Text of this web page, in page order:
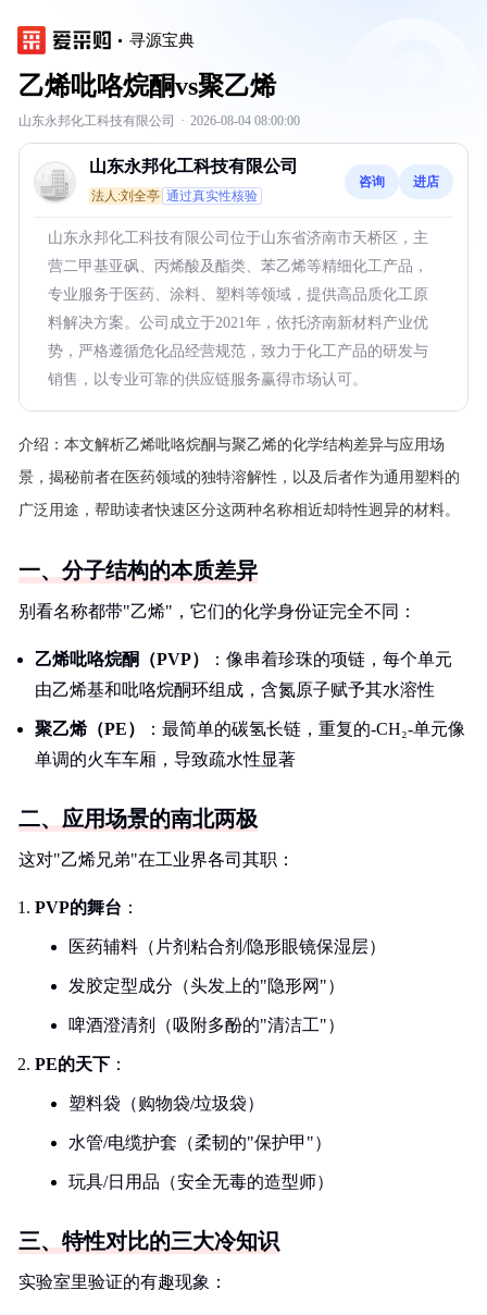
寻源宝典
乙烯吡咯烷酮vs聚乙烯
山东永邦化工科技有限公司 · 2026-08-04 08:00:00
山东永邦化工科技有限公司
法人:刘全亭 通过真实性核验
咨询 进店
山东永邦化工科技有限公司位于山东省济南市天桥区，主
营二甲基亚砜、丙烯酸及酯类、苯乙烯等精细化工产品，
专业服务于医药、涂料、塑料等领域，提供高品质化工原
料解决方案。公司成立于2021年，依托济南新材料产业优
势，严格遵循危化品经营规范，致力于化工产品的研发与
销售，以专业可靠的供应链服务赢得市场认可。
介绍： 本文解析乙烯吡咯烷酮与聚乙烯的化学结构差异与应用场
景，揭秘前者在医药领域的独特溶解性，以及后者作为通用塑料的
广泛用途，帮助读者快速区分这两种名称相近却特性迥异的材料。
一、分子结构的本质差异
别看名称都带"乙烯"，它们的化学身份证完全不同：
乙烯吡咯烷酮（PVP）
：像串着珍珠的项链，每个单元
由乙烯基和吡咯烷酮环组成，含氮原子赋予其水溶性
聚乙烯（PE）
：最简单的碳氢长链，重复的-CH₂-单元像
单调的火车车厢，导致疏水性显著
二、应用场景的南北两极
这对"乙烯兄弟"在工业界各司其职：
PVP的舞台 ：
医药辅料（片剂粘合剂/隐形眼镜保湿层）
发胶定型成分（头发上的"隐形网"）
啤酒澄清剂（吸附多酚的"清洁工"）
PE的天下 ：
塑料袋（购物袋/垃圾袋）
水管/电缆护套（柔韧的"保护甲"）
玩具/日用品（安全无毒的造型师）
三、特性对比的三大冷知识
实验室里验证的有趣现象：